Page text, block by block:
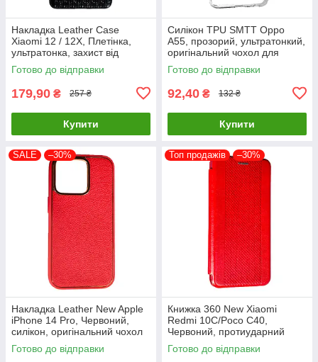
Накладка Leather Case
Xiaomi 12 / 12X, Плетінка,
ультратонка, захист від
подряпин і пилу
Готово до відправки
179,90 ₴ 257 ₴
Купити
Силікон TPU SMTT Oppo
A55, прозорий, ультратонкий,
оригінальний чохол для
захисту смартфона
Готово до відправки
92,40 ₴ 132 ₴
Купити
SALE –30%
Накладка Leather New Apple
iPhone 14 Pro, Червоний,
силікон, оригінальний чохол
Готово до відправки
Топ продажів –30%
Книжка 360 New Xiaomi
Redmi 10C/Poco C40,
Червоний, протиударний
чохол з екокожі
Готово до відправки